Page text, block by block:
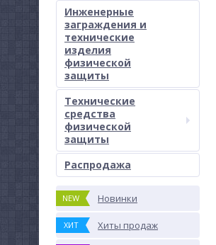
Инженерные
заграждения и
технические
изделия
физической
защиты
Технические
средства
физической
защиты
Распродажа
NEW Новинки
ХИТ Хиты продаж